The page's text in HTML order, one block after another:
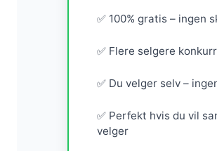
✅ 100% gratis – ingen
✅ Flere selgere
✅ Du velger selv –
✅ Perfekt hvis du vil
velger